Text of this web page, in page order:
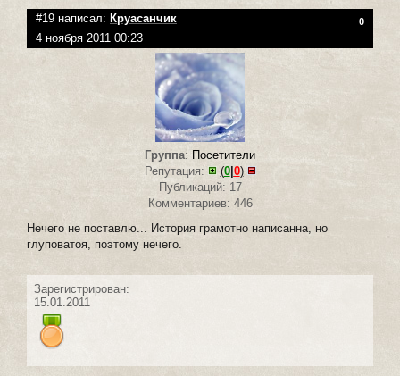
#19 написал: Круасанчик 0
4 ноября 2011 00:23
Группа: Посетители
Репутация:
(0| 0)
Публикаций: 17
Комментариев: 446
Нечего не поставлю... История грамотно написанна, но
глуповатоя, поэтому нечего.
Зарегистрирован:
15.01.2011